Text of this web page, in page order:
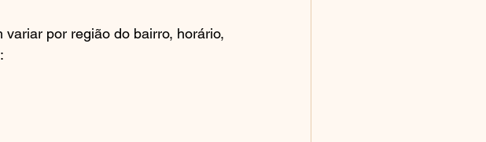
por região do bairro, horário,